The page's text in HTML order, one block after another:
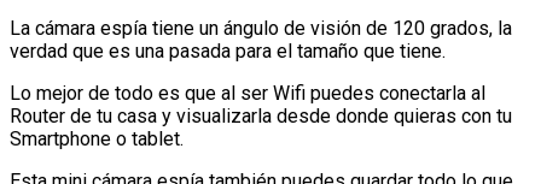
La cámara espía tiene un ángulo de visión de 120 grados, la
verdad que es una pasada para el tamaño que tiene.
Lo mejor de todo es que al ser Wifi puedes conectarla al
Router de tu casa y visualizarla desde donde quieras con tu
Smartphone o tablet.